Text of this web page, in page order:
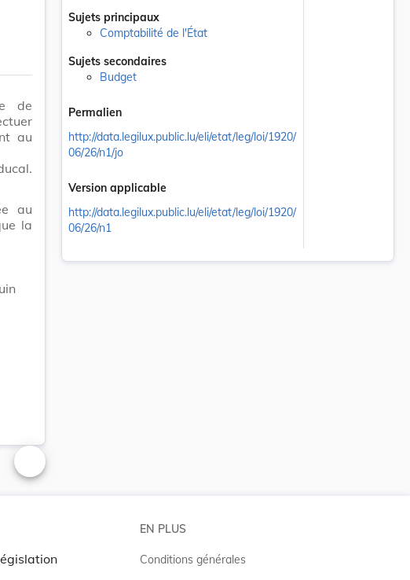
de
au
au
la
Changer la taille du texte
Sujets principaux
Comptabilité de l'État
Sujets secondaires
Budget
Permalien
http://data.legilux.public.lu/eli/etat/leg/loi/1920/
06/26/n1/jo
Version applicable
http://data.legilux.public.lu/eli/etat/leg/loi/1920/
06/26/n1
EN PLUS
Conditions générales